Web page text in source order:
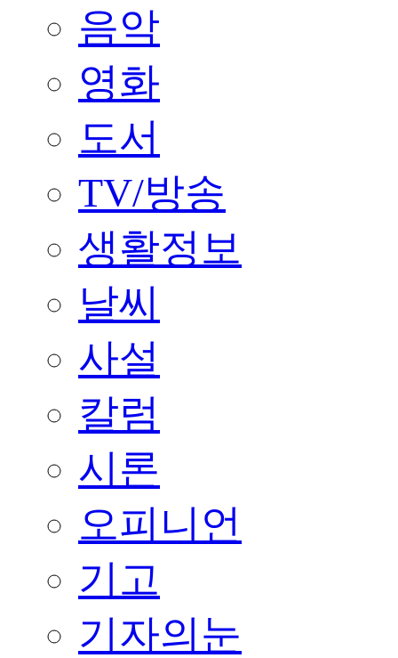
음악
영화
도서
TV/방송
생활정보
날씨
사설
칼럼
시론
오피니언
기고
기자의눈